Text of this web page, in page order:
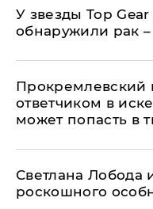
У звезды Top
обнаружили рак –
Прокремлевский
ответчиком в
может попасть в
Светлана Лобода
роскошного